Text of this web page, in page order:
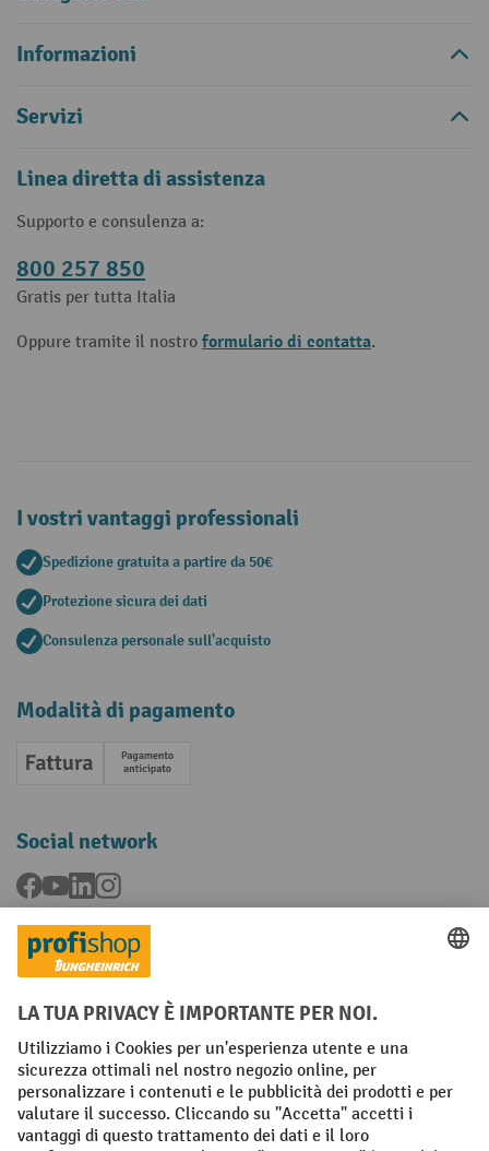
Informazioni
Servizi
Linea diretta di assistenza
Supporto e consulenza a:
800 257 850
Gratis per tutta Italia
Oppure tramite il nostro formulario di contatta.
I vostri vantaggi professionali
Spedizione gratuita a partire da 50€
Protezione sicura dei dati
Consulenza personale sull'acquisto
Modalità di pagamento
Fattura Pagamento anticipato
Social network
Facebook
YouTubeLinkedInInstagram
Condizioni Generali di Vendita
Dichiarazione di protezione dei dati Impronta
Impostazioni sulla privacy
All prices excl. VAT plusshipping costsand possible delivery charges,